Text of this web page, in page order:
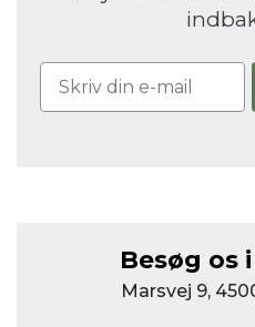
Besøg os
Marsvej 9,